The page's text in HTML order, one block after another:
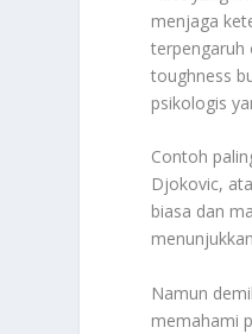
menjaga
terpengaruh
toughness
psikologis
Contoh
Djokovic,
biasa dan
Namun
memahami